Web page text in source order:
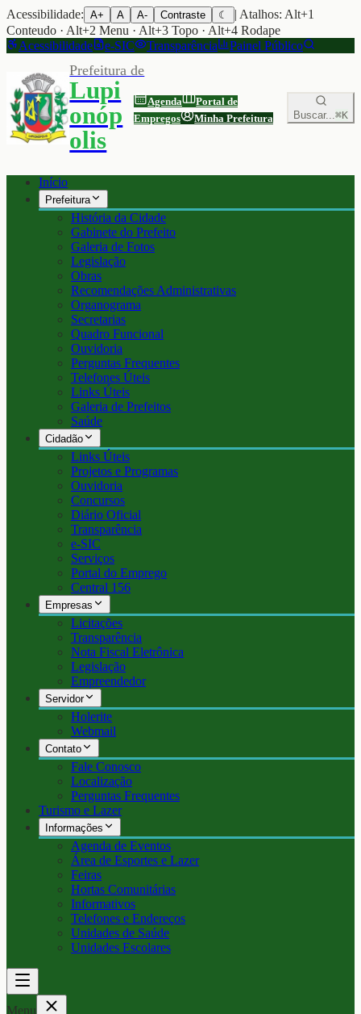
Acessibilidade: A+ A A- Contraste ☾
| Atalhos: Alt+1
Conteudo · Alt+2 Menu · Alt+3 Topo · Alt+4 Rodape
Acessibilidade
e-SIC Transparência Painel Público
Prefeitura de
Lupi
onóp
olis
Agenda
Portal de
Empregos
Minha Prefeitura Buscar...⌘K
Início
Prefeitura
História da Cidade
Gabinete do Prefeito
Galeria de Fotos
Legislação
Obras
Recomendações Administrativas
Organograma
Secretarias
Quadro Funcional
Ouvidoria
Perguntas Frequentes
Telefones Úteis
Links Úteis
Galeria de Prefeitos
Saúde
Cidadão
Links Úteis
Projetos e Programas
Ouvidoria
Concursos
Diário Oficial
Transparência
e-SIC
Serviços
Portal do Emprego
Central 156
Empresas
Licitações
Transparência
Nota Fiscal Eletrônica
Legislação
Empreendedor
Servidor
Holerite
Webmail
Contato
Fale Conosco
Localização
Perguntas Frequentes
Turismo e Lazer
Informações
Agenda de Eventos
Área de Esportes e Lazer
Feiras
Hortas Comunitárias
Informativos
Telefones e Endereços
Unidades de Saúde
Unidades Escolares
Menu